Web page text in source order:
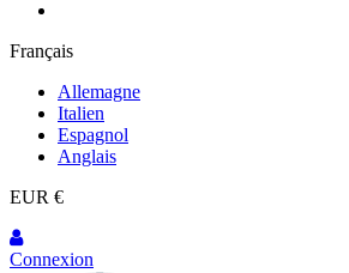
Français
Allemagne
Italien
Espagnol
Anglais
EUR €
Connexion